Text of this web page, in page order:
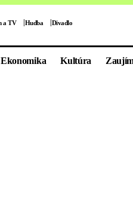
a TV Hudba Divadlo
Ekonomika Kultúra